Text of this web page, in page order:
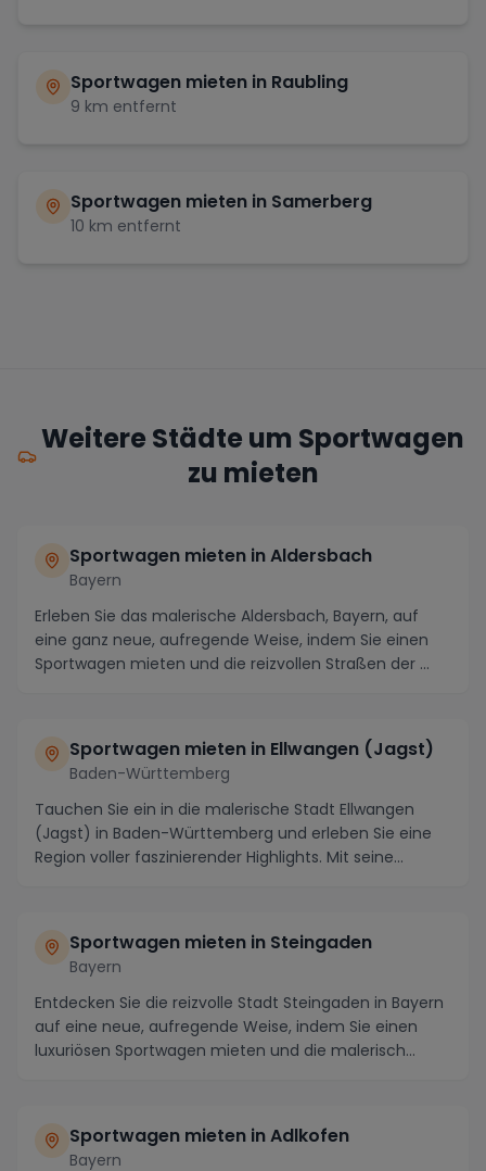
Sportwagen mieten in Raubling
9 km entfernt
Sportwagen mieten in Samerberg
10 km entfernt
Weitere Städte um Sportwagen
zu mieten
Sportwagen mieten in Aldersbach
Bayern
Erleben Sie das malerische Aldersbach, Bayern, auf
eine ganz neue, aufregende Weise, indem Sie einen
Sportwagen mieten und die reizvollen Straßen der ...
Sportwagen mieten in Ellwangen (Jagst)
Baden-Württemberg
Tauchen Sie ein in die malerische Stadt Ellwangen
(Jagst) in Baden-Württemberg und erleben Sie eine
Region voller faszinierender Highlights. Mit seine...
Sportwagen mieten in Steingaden
Bayern
Entdecken Sie die reizvolle Stadt Steingaden in Bayern
auf eine neue, aufregende Weise, indem Sie einen
luxuriösen Sportwagen mieten und die malerisch...
Sportwagen mieten in Adlkofen
Bayern